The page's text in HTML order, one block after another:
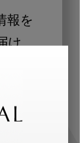
報を
け
師、歯
せた内